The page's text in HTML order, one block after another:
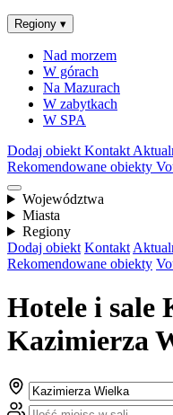
Regiony ▾
Nad morzem
W górach
Na Mazurach
W zabytkach
W SPA
Dodaj obiekt Kontakt
Rekomendowane obiekty
Województwa
Miasta
Regiony
Dodaj obiekt Kontakt
Rekomendowane obiekty
Hotele i sale
Kazimierza